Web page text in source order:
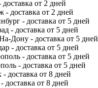
доставка от 2 дней
- доставка от 2 дней
- доставка от 5 дней
- доставка от 5 дней
Дону - доставка от 5 дней
- доставка от 5 дней
- доставка от 5 дней
- доставка от 5 дней
- доставка от 8 дней
доставка от 8 дней